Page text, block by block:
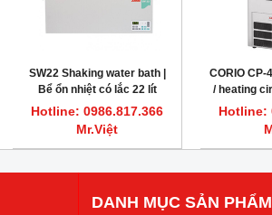
SW22 Shaking water bath |
Bể ổn nhiệt có lắc 22 lít
Julabo
Hotline: 0986.817.366
Mr.Việt
CORIO
/ heating
Hotline:
DANH MỤC SẢN PHẨM